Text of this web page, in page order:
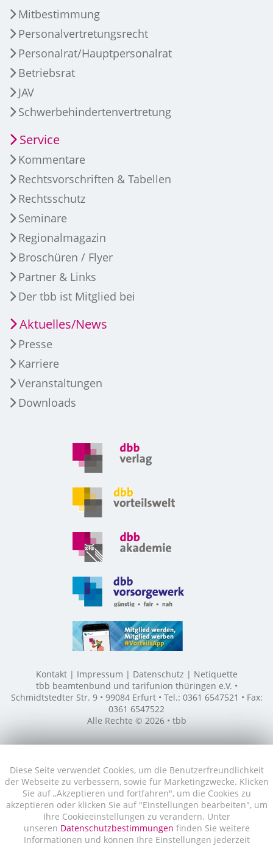
Diese Seite verwendet Cookies, um die Benutzerfreundlichkeit
der Webseite zu verbessern, sowie für Marketingzwecke. Klicken
Sie auf „Akzeptieren und fortfahren", um die Cookies zu
akzeptieren oder klicken Sie auf "Einstellungen bearbeiten", um
Ihre Cookieeinstellungen zu verändern. Unter
unseren Datenschutzbestimmungen finden Sie weitere
Informationen und können Ihre Einstellungen jederzeit
Mitbestimmung
Personalvertretungsrecht
Personalrat/Hauptpersonalrat
Betriebsrat
JAV
Schwerbehindertenvertretung
Service
Kommentare
Rechtsvorschriften & Tabellen
Rechtsschutz
Seminare
Regionalmagazin
Broschüren / Flyer
Partner & Links
Der tbb ist Mitglied bei
Aktuelles/News
Presse
Karriere
Veranstaltungen
Downloads
Kontakt Impressum Datenschutz
Netiquette
tbb beamtenbund und tarifunion thüringen e.V. •
Schmidtstedter Str. 9 • 99084 Erfurt • Tel.: 0361 6547521 • Fax:
0361 6547522
Alle Rechte © 2026 • tbb